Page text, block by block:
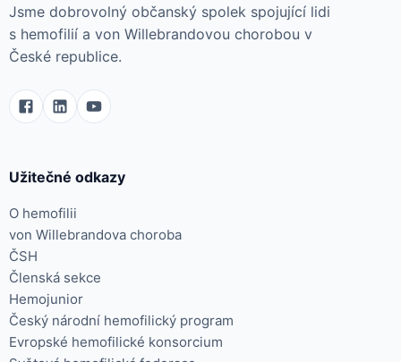
Jsme dobrovolný občanský spolek spojující lidi
s hemofilií a von Willebrandovou chorobou v
České republice.
Užitečné odkazy
O hemofilii
von Willebrandova choroba
ČSH
Členská sekce
Hemojunior
Český národní hemofilický program
Evropské hemofilické konsorcium